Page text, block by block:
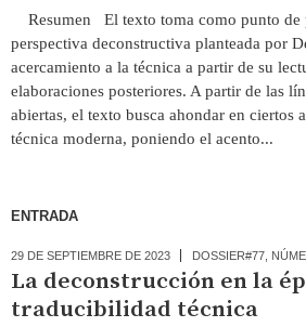
Resumen El texto toma como punto de
perspectiva deconstructiva planteada por
acercamiento a la técnica a partir de su
elaboraciones posteriores. A partir de las
abiertas, el texto busca ahondar en ciertos
técnica moderna, poniendo el acento...
ENTRADA
29 DE SEPTIEMBRE DE 2023 DOSSIER#77,
La deconstrucción en la
traducibilidad técnica